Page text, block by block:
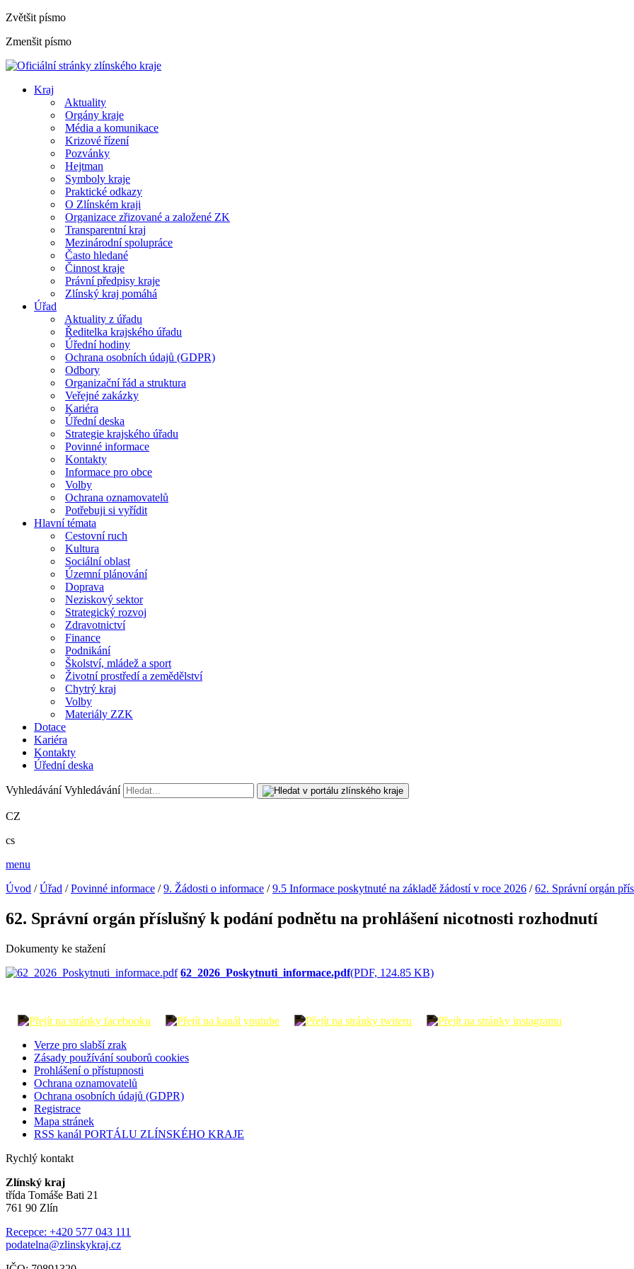
Zvětšit písmo
Zmenšit písmo
Kraj
Aktuality
Orgány kraje
Média a komunikace
Krizové řízení
Pozvánky
Hejtman
Symboly kraje
Praktické odkazy
O Zlínském kraji
Organizace zřizované a založené ZK
Transparentní kraj
Mezinárodní spolupráce
Často hledané
Činnost kraje
Právní předpisy kraje
Zlínský kraj pomáhá
Úřad
Aktuality z úřadu
Ředitelka krajského úřadu
Úřední hodiny
Ochrana osobních údajů (GDPR)
Odbory
Organizační řád a struktura
Veřejné zakázky
Kariéra
Úřední deska
Strategie krajského úřadu
Povinné informace
Kontakty
Informace pro obce
Volby
Ochrana oznamovatelů
Potřebuji si vyřídit
Hlavní témata
Cestovní ruch
Kultura
Sociální oblast
Územní plánování
Doprava
Neziskový sektor
Strategický rozvoj
Zdravotnictví
Finance
Podnikání
Školství, mládež a sport
Životní prostředí a zemědělství
Chytrý kraj
Volby
Materiály ZZK
Dotace
Kariéra
Kontakty
Úřední deska
Vyhledávání Vyhledávání
CZ
cs
menu
Úvod /Úřad /Povinné informace /9. Žádosti o informace /9.5 Informace poskytnuté na základě žádostí v roce 2026 /62. Správní orgán
62. Správní orgán příslušný k podání podnětu na prohlášení nicotnosti rozhodnutí
Dokumenty ke stažení
62_2026_Poskytnuti_informace.pdf(PDF, 124.85 KB)
Verze pro slabší zrak
Zásady používání souborů cookies
Prohlášení o přístupnosti
Ochrana oznamovatelů
Ochrana osobních údajů (GDPR)
Registrace
Mapa stránek
RSS kanál PORTÁLU ZLÍNSKÉHO KRAJE
Rychlý kontakt
Zlínský kraj
třída Tomáše Bati 21
761 90 Zlín
Recepce: +420 577 043 111
podatelna@zlinskykraj.cz